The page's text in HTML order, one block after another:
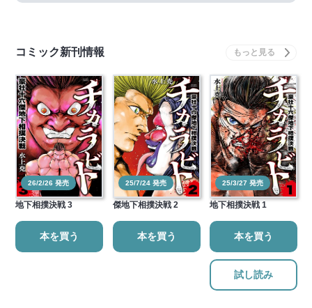
コミック新刊情報
26/2/26 発売
チカラビト 豪壮十六傑
地下相撲決戦 3
本を買う
25/7/24 発売
チカラビト 豪壮十六
傑地下相撲決戦 2
本を買う
25/3/27 発売
チカラビト 豪壮十六傑
地下相撲決戦 1
本を買う
試し読み